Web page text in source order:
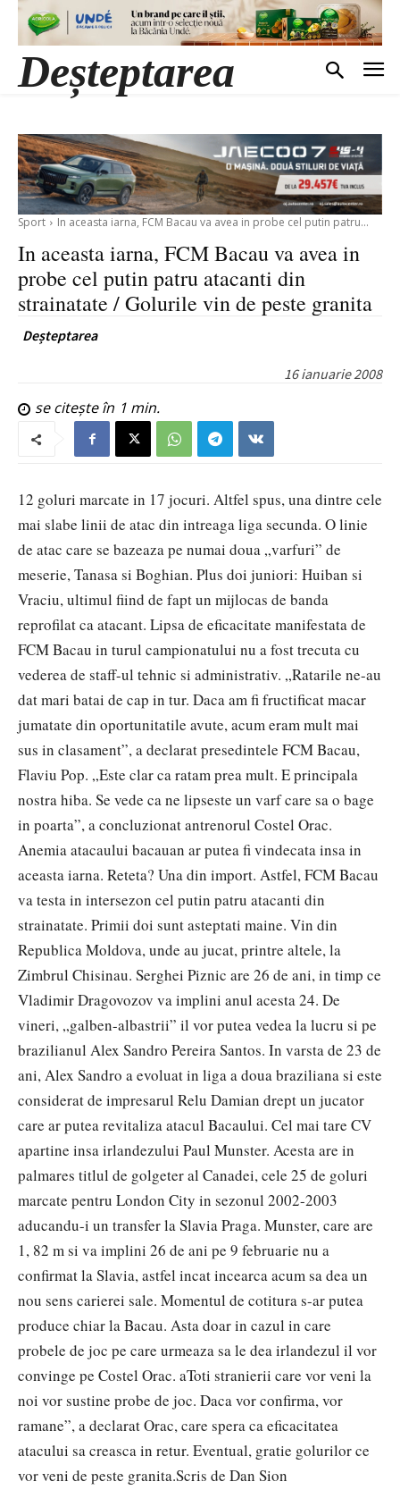
Deșteptarea
Sport In aceasta iarna, FCM Bacau va avea in probe cel putin patru...
In aceasta iarna, FCM Bacau va avea in
probe cel putin patru atacanti din
strainatate / Golurile vin de peste granita
Deșteptarea
16 ianuarie 2008
se citește în 1 min.
12 goluri marcate in 17 jocuri. Altfel spus, una dintre cele
mai slabe linii de atac din intreaga liga secunda. O linie
de atac care se bazeaza pe numai doua „varfuri” de
meserie, Tanasa si Boghian. Plus doi juniori: Huiban si
Vraciu, ultimul fiind de fapt un mijlocas de banda
reprofilat ca atacant. Lipsa de eficacitate manifestata de
FCM Bacau in turul campionatului nu a fost trecuta cu
vederea de staff-ul tehnic si administrativ. „Ratarile ne-au
dat mari batai de cap in tur. Daca am fi fructificat macar
jumatate din oportunitatile avute, acum eram mult mai
sus in clasament”, a declarat presedintele FCM Bacau,
Flaviu Pop. „Este clar ca ratam prea mult. E principala
nostra hiba. Se vede ca ne lipseste un varf care sa o bage
in poarta”, a concluzionat antrenorul Costel Orac.
Anemia atacaului bacauan ar putea fi vindecata insa in
aceasta iarna. Reteta? Una din import. Astfel, FCM Bacau
va testa in intersezon cel putin patru atacanti din
strainatate. Primii doi sunt asteptati maine. Vin din
Republica Moldova, unde au jucat, printre altele, la
Zimbrul Chisinau. Serghei Piznic are 26 de ani, in timp ce
Vladimir Dragovozov va implini anul acesta 24. De
vineri, „galben-albastrii” il vor putea vedea la lucru si pe
brazilianul Alex Sandro Pereira Santos. In varsta de 23 de
ani, Alex Sandro a evoluat in liga a doua braziliana si este
considerat de impresarul Relu Damian drept un jucator
care ar putea revitaliza atacul Bacaului. Cel mai tare CV
apartine insa irlandezului Paul Munster. Acesta are in
palmares titlul de golgeter al Canadei, cele 25 de goluri
marcate pentru London City in sezonul 2002-2003
aducandu-i un transfer la Slavia Praga. Munster, care are
1, 82 m si va implini 26 de ani pe 9 februarie nu a
confirmat la Slavia, astfel incat incearca acum sa dea un
nou sens carierei sale. Momentul de cotitura s-ar putea
produce chiar la Bacau. Asta doar in cazul in care
probele de joc pe care urmeaza sa le dea irlandezul il vor
convinge pe Costel Orac. aToti stranierii care vor veni la
noi vor sustine probe de joc. Daca vor confirma, vor
ramane”, a declarat Orac, care spera ca eficacitatea
atacului sa creasca in retur. Eventual, gratie golurilor ce
vor veni de peste granita.Scris de Dan Sion